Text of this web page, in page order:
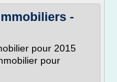
-
pour 2015
pour